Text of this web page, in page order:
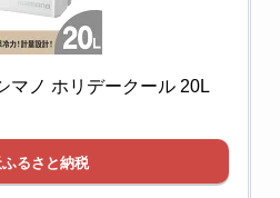
マノ ホリデークール 20L
るさと納税